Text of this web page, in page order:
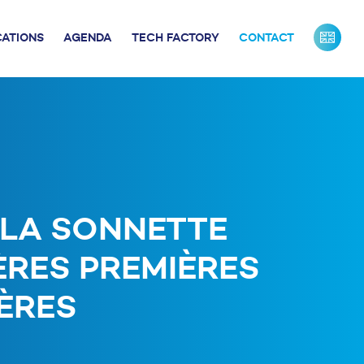
AGENDA TECH FACTORY CONTACT
SONNETTE
PREMIÈRES